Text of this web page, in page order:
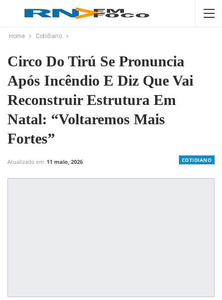
Home Cotidiano
Circo Do Tirú Se Pronuncia
Após Incêndio E Diz Que Vai
Reconstruir Estrutura Em
Natal: “Voltaremos Mais
Fortes”
COTIDIANO
Atualizado em 11 maio, 2026